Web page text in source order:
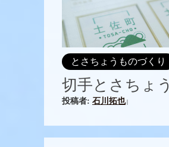
とさちょうものづくり
切手とさちょう
投稿者: 石川拓也|